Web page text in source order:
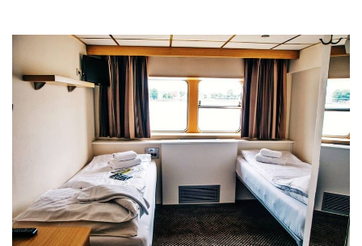
2-Bett Oberdeck-[C]
Aussenkabine
Suite Oberdeck, franz. Balkon-[D]